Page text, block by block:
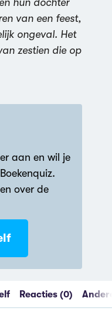
5
Liefdesrelatie:
hun dochter
van een feest,
ongeval. Het
zestien die op
aan en wil je
over de
Reacties (0)